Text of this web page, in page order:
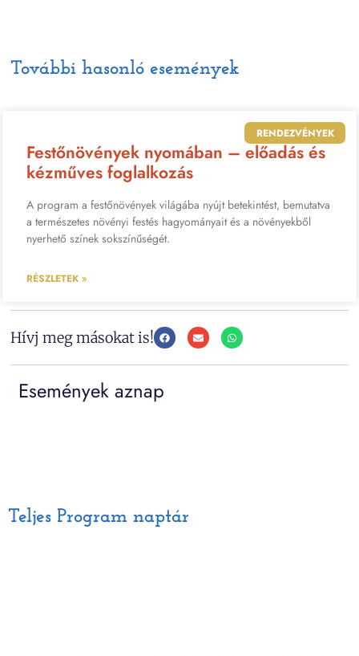
További hasonló események
RENDEZVÉNYEK
Festőnövények nyomában – előadás és
kézműves foglalkozás
A program a festőnövények világába nyújt betekintést, bemutatva
a természetes növényi festés hagyományait és a növényekből
nyerhető színek sokszínűségét.
RÉSZLETEK »
Hívj meg másokat is!
Események aznap
Teljes Program naptár